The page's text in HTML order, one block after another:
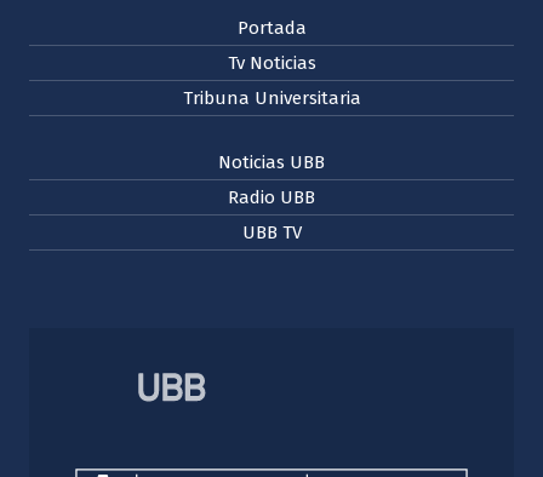
Portada
Tv Noticias
Tribuna Universitaria
Noticias UBB
Radio UBB
UBB TV